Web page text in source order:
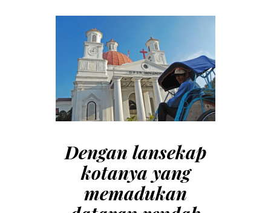
Dengan lansekap
kotanya yang
memadukan